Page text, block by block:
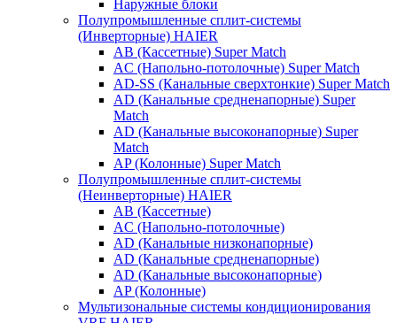
Наружные блоки
Полупромышленные сплит-системы
(Инверторные) HAIER
AB (Кассетные) Super Match
AC (Напольно-потолочные) Super Match
AD-SS (Канальные сверхтонкие) Super Match
AD (Канальные средненапорные) Super
Match
AD (Канальные высоконапорные) Super
Match
AP (Колонные) Super Match
Полупромышленные сплит-системы
(Неинверторные) HAIER
AB (Кассетные)
AC (Напольно-потолочные)
AD (Канальные низконапорные)
AD (Канальные средненапорные)
AD (Канальные высоконапорные)
AP (Колонные)
Мультизональные системы кондиционирования